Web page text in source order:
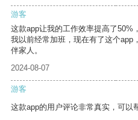
游客
这款app让我的工作效率提高了50%
我以前经常加班，现在有了这个app
伴家人。
2024-08-07
游客
这款app的用户评论非常真实，可以